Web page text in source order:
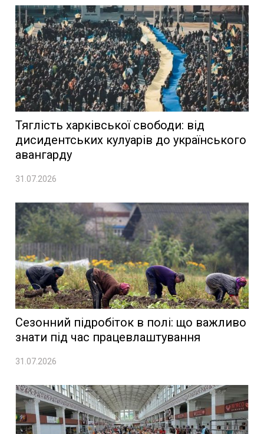
Тяглість харківської свободи: від
дисидентських кулуарів до українського
авангарду
31.07.2026
Сезонний підробіток в полі: що важливо
знати під час працевлаштування
31.07.2026